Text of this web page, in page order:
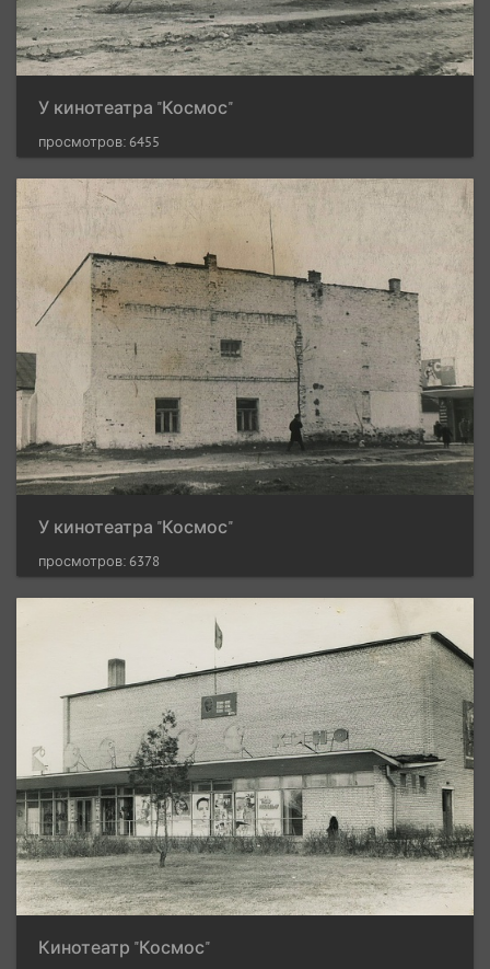
У кинотеатра "Космос"
просмотров: 6455
У кинотеатра "Космос"
просмотров: 6378
Кинотеатр "Космос"